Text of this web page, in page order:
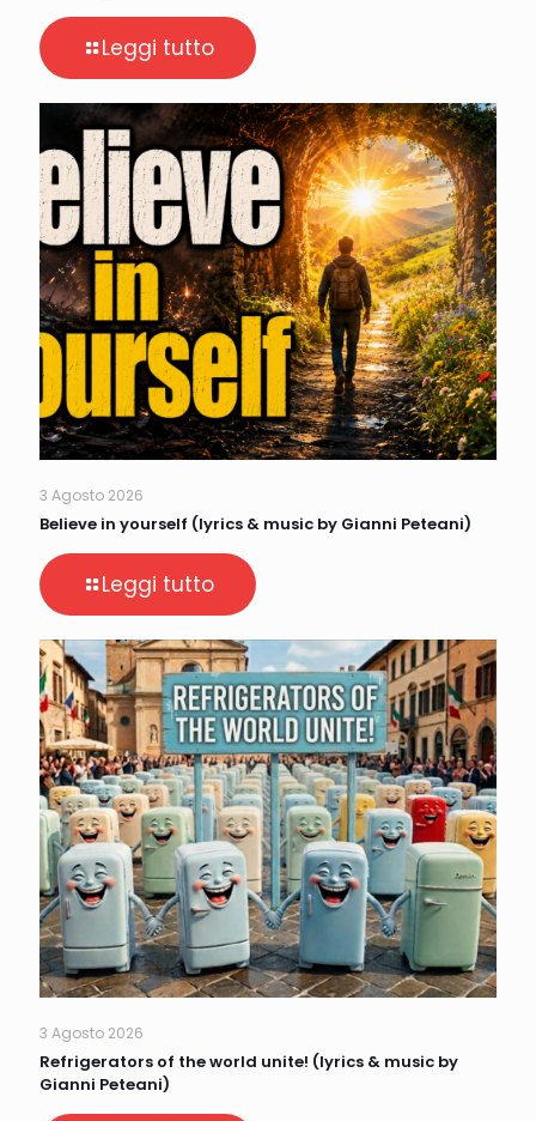
Leggi tutto
3 Agosto 2026
Believe in yourself (lyrics & music by Gianni Peteani)
Leggi tutto
3 Agosto 2026
Refrigerators of the world unite! (lyrics & music by
Gianni Peteani)